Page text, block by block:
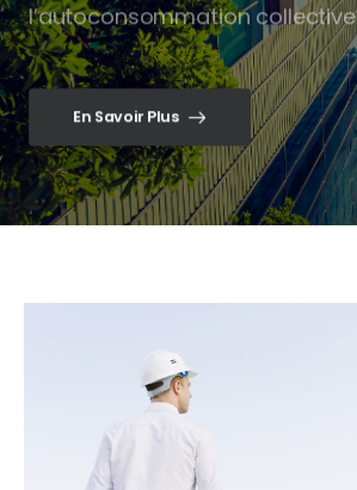
l’autoconsommation collective
En Savoir Plus